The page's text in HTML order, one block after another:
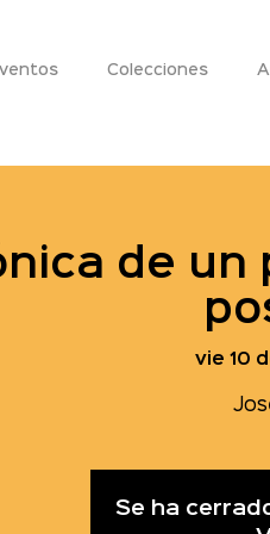
Colecciones
de un
vie 10
Se ha